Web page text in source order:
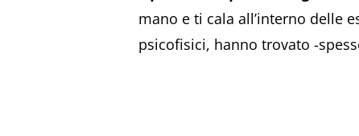
mano e ti cala all’interno delle
psicofisici, hanno trovato -